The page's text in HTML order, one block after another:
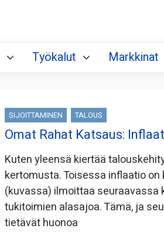
Työkalut Markkinat
SIJOITTAMINEN TALOUS
Omat Rahat Katsaus:
Kuten yleensä kiertää
kertomusta. Toisessa inflaatio
(kuvassa) ilmoittaa
tukitoimien alasajoa. Tämä, ja
tietävät huonoa